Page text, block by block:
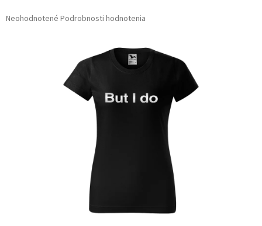
Priemerné
Neohodnotené Podrobnosti hodnotenia